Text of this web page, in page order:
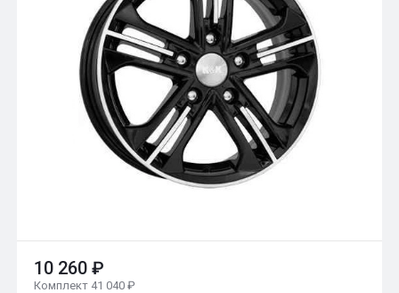
10 260 ₽
Комплект 41 040 ₽